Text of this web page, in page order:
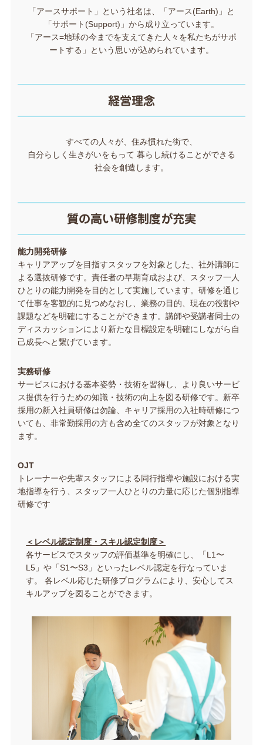
「アースサポート」という社名は、「アース(Earth)」と
「サポート(Support)」から成り立っています。
「アース=地球の今までを支えてきた人々を私たちがサポ
ートする」という思いが込められています。
経営理念
すべての人々が、住み慣れた街で、
自分らしく生きがいをもって 暮らし続けることができる
社会を創造します。
質の高い研修制度が充実
能力開発研修
キャリアアップを目指すスタッフを対象とした、社外講師に
よる選抜研修です。責任者の早期育成および、スタッフ一人
ひとりの能力開発を目的として実施しています。研修を通じ
て仕事を客観的に見つめなおし、業務の目的、現在の役割や
課題などを明確にすることができます。講師や受講者同士の
ディスカッションにより新たな目標設定を明確にしながら自
己成長へと繋げています。
実務研修
サービスにおける基本姿勢・技術を習得し、より良いサービ
ス提供を行うための知識・技術の向上を図る研修です。新卒
採用の新入社員研修は勿論、キャリア採用の入社時研修につ
いても、非常勤採用の方も含め全てのスタッフが対象となり
ます。
OJT
トレーナーや先輩スタッフによる同行指導や施設における実
地指導を行う、スタッフ一人ひとりの力量に応じた個別指導
研修です
＜レベル認定制度・スキル認定制度＞
各サービスでスタッフの評価基準を明確にし、「L1〜
L5」や「S1〜S3」といったレベル認定を行なっていま
す。 各レベル応じた研修プログラムにより、安心してス
キルアップを図ることができます。